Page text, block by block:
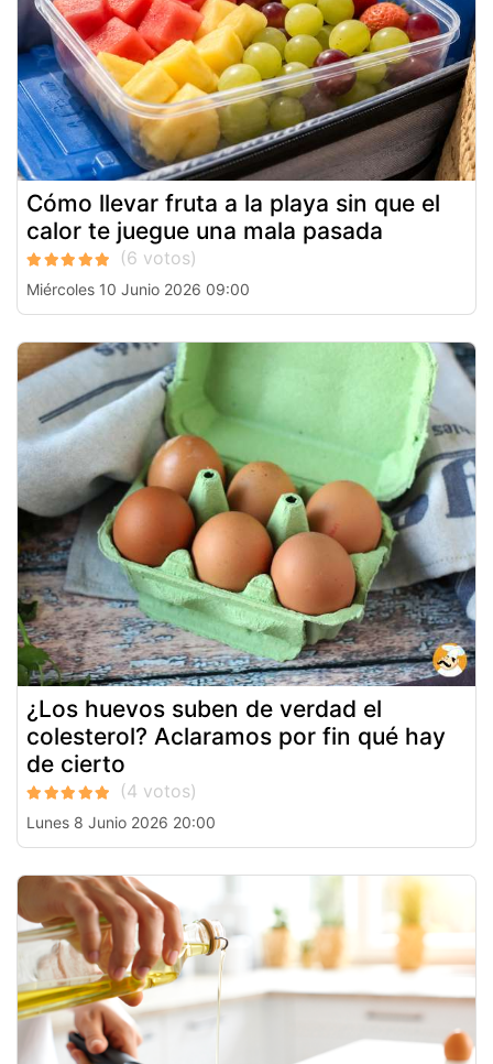
Cómo llevar fruta a la playa sin que el
calor te juegue una mala pasada
Miércoles 10 Junio 2026 09:00
¿Los huevos suben de verdad el
colesterol? Aclaramos por fin qué hay
de cierto
Lunes 8 Junio 2026 20:00